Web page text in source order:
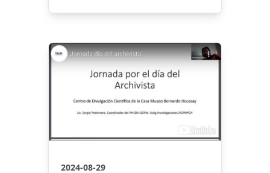
2024-08-29